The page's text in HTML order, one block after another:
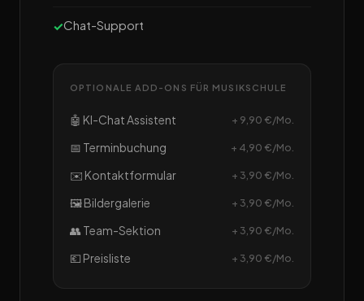
Chat-Support
OPTIONALE ADD-ONS FÜR MUSIKSCHULE
🤖 KI-Chat Assistent + 9,90 €/Mo.
📅 Terminbuchung + 4,90 €/Mo.
✉️ Kontaktformular + 3,90 €/Mo.
🖼️ Bildergalerie + 3,90 €/Mo.
👥 Team-Sektion + 3,90 €/Mo.
💶 Preisliste + 3,90 €/Mo.